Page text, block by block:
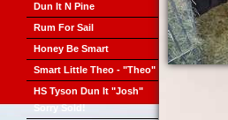
Dun It N Pine
Rum For Sail
Honey Be Smart
Smart Little Theo - "Theo"
HS Tyson Dun It "Josh"
Sorry Sold!